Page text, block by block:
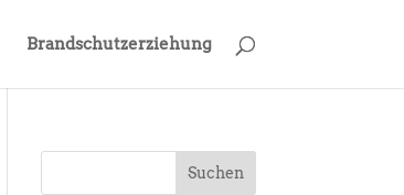
Brandschutzerziehung